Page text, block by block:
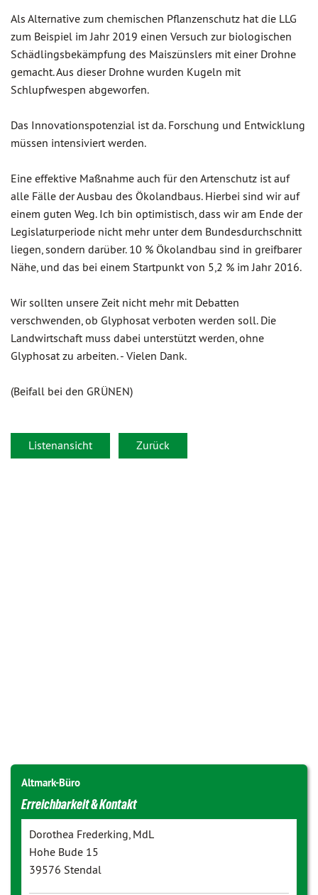
Als Alternative zum chemischen Pflanzenschutz hat die LLG
zum Beispiel im Jahr 2019 einen Versuch zur biologischen
Schädlingsbekämpfung des Maiszünslers mit einer Drohne
gemacht. Aus dieser Drohne wurden Kugeln mit
Schlupfwespen abgeworfen.
Das Innovationspotenzial ist da. Forschung und Entwicklung
müssen intensiviert werden.
Eine effektive Maßnahme auch für den Artenschutz ist auf
alle Fälle der Ausbau des Ökolandbaus. Hierbei sind wir auf
einem guten Weg. Ich bin optimistisch, dass wir am Ende der
Legislaturperiode nicht mehr unter dem Bundesdurchschnitt
liegen, sondern darüber. 10 % Ökolandbau sind in greifbarer
Nähe, und das bei einem Startpunkt von 5,2 % im Jahr 2016.
Wir sollten unsere Zeit nicht mehr mit Debatten
verschwenden, ob Glyphosat verboten werden soll. Die
Landwirtschaft muss dabei unterstützt werden, ohne
Glyphosat zu arbeiten. - Vielen Dank.
(Beifall bei den GRÜNEN)
Listenansicht Zurück
Altmark-Büro
Erreichbarkeit & Kontakt
Dorothea Frederking, MdL
Hohe Bude 15
39576 Stendal